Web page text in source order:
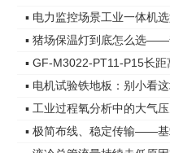
▪ GF-M3022-PT11-P15长
▪ 电机试验铁地板：别小看
▪ 工业过程氧分析中的大气
▪ 极简布线、稳定传输——